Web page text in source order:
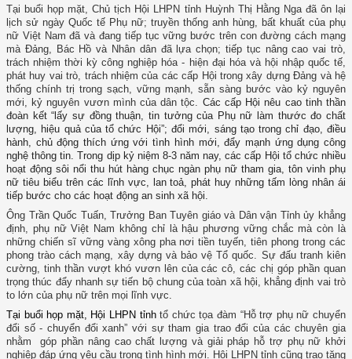
Tại buổi họp mặt, Chủ tịch Hội LHPN tỉnh Huỳnh Thị Hằng Nga đã ôn lại
lịch sử ngày Quốc tế Phụ nữ; truyền thống anh hùng, bất khuất của phụ
nữ Việt Nam đã và đang tiếp tục vững bước trên con đường cách mạng
mà Đảng, Bác Hồ và Nhân dân đã lựa chọn; tiếp tục nâng cao vai trò,
trách nhiệm thời kỳ công nghiệp hóa - hiện đại hóa và hội nhập quốc tế,
phát huy vai trò, trách nhiệm của các cấp Hội trong xây dựng Đảng và hệ
thống chính trị trong sạch, vững mạnh, sẵn sàng bước vào kỷ nguyên
mới, kỷ nguyên vươn mình của dân tộc. Các cấp Hội nêu cao tinh thần
đoàn kết “lấy sự đồng thuận, tin tưởng của Phụ nữ làm thước đo chất
lượng, hiệu quả của tổ chức Hội”; đổi mới, sáng tạo trong chỉ đạo, điều
hành, chủ động thích ứng với tình hình mới, đẩy mạnh ứng dụng công
nghệ thông tin. Trong dịp kỷ niệm 8-3 năm nay, các cấp Hội tổ chức nhiều
hoạt động sôi nổi thu hút hàng chục ngàn phụ nữ tham gia, tôn vinh phụ
nữ tiêu biểu trên các lĩnh vực, lan toả, phát huy những tấm lòng nhân ái
tiếp bước cho các hoạt động an sinh xã hội.
Ông Trần Quốc Tuấn, Trưởng Ban Tuyên giáo và Dân vận Tỉnh ủy khẳng
định, phụ nữ Việt Nam không chỉ là hậu phương vững chắc mà còn là
những chiến sĩ vững vàng xông pha nơi tiền tuyến, tiên phong trong các
phong trào cách mạng, xây dựng và bảo vệ Tổ quốc. Sự đấu tranh kiên
cường, tinh thần vượt khó vươn lên của các cô, các chị góp phần quan
trọng thúc đẩy nhanh sự tiến bộ chung của toàn xã hội, khẳng định vai trò
to lớn của phụ nữ trên mọi lĩnh vực.
Tại buổi họp mặt, Hội LHPN tỉnhtổ chức tọa đàm “Hỗ trợ phụ nữ chuyển
đổi số - chuyển đổi xanh” với sự tham gia trao đổi của các chuyên gia
nhằm góp phần nâng cao chất lượng và giải pháp hỗ trợ phụ nữ khởi
nghiệp đáp ứng yêu cầu trong tình hình mới. Hội LHPN tỉnh cũng trao tặng